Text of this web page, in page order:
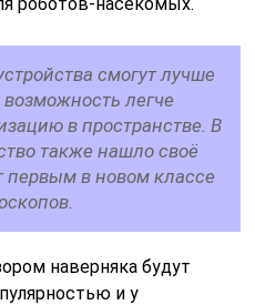
смогут лучше
возможность легче
в пространстве. В
также нашло своё
первым в новом классе
наверняка будут
и у